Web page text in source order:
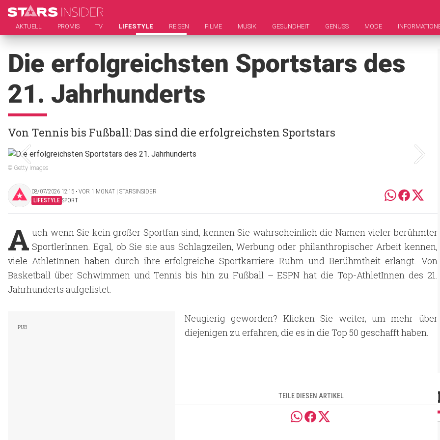
AKTUELL PROMIS TV LIFESTYLE REISEN FILME MUSIK GESUNDHEIT GENUSS MODE
Die erfolgreichsten Sportstars des
21. Jahrhunderts
Von Tennis bis Fußball: Das sind die erfolgreichsten Sportstars
© Getty Images
08/07/2026 12:15 ‧ VOR 1 MONAT | STARSINSIDER
LIFESTYLE SPORT
A uch wenn Sie kein großer Sportfan sind, kennen Sie wahrscheinlich die Namen vieler berühmter
SportlerInnen. Egal, ob Sie sie aus Schlagzeilen, Werbung oder philanthropischer Arbeit kennen,
viele AthletInnen haben durch ihre erfolgreiche Sportkarriere Ruhm und Berühmtheit erlangt. Von
Basketball über Schwimmen und Tennis bis hin zu Fußball – ESPN hat die Top-AthletInnen des 21.
Jahrhunderts aufgelistet.
Neugierig geworden? Klicken Sie weiter, um mehr über
diejenigen zu erfahren, die es in die Top 50 geschafft haben.
TEILE DIESEN ARTIKEL